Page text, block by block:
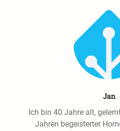
Jan
Ich bin 40 Jahre alt,
Jahren begeisterter